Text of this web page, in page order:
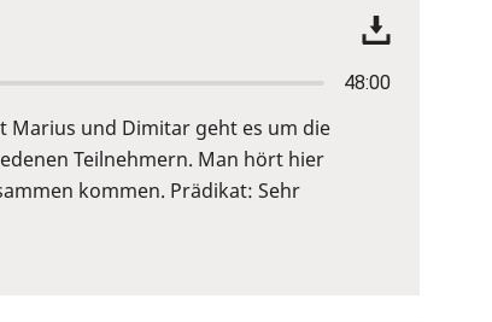
48:00
Marius und Dimitar geht es um die
Teilnehmern. Man hört hier
kommen. Prädikat: Sehr